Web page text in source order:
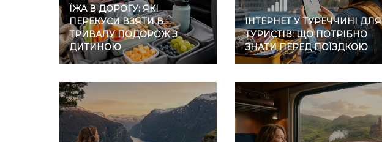
ЇЖА В ДОРОГУ: ЯКІ
ПЕРЕКУСИ ВЗЯТИ В
ТРИВАЛУ ПОДОРОЖ З
ДИТИНОЮ
ІНТЕРНЕТ У ТУРЕЧЧИНІ ДЛЯ
ТУРИСТІВ: ЩО ПОТРІБНО
ЗНАТИ ПЕРЕД ПОЇЗДКОЮ